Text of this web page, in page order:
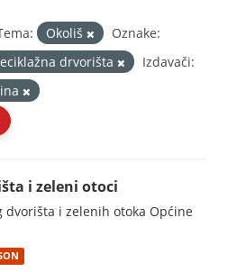
Okoliš
Oznake:
drvorišta
Izdavači:
i zeleni otoci
dvorišta i zelenih otoka Općine